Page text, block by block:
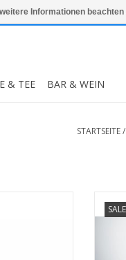
0 Artikel - €0,00 Mein
& TEE BAR & WEIN
STARTSEITE/
aus 1 Whisky
mit einem
von 0,9 ltr. +
à 180 ml
SALE
Informationen